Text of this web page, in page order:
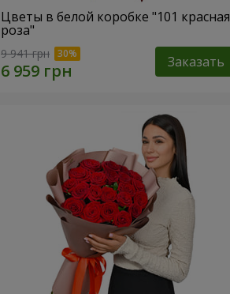
Цветы в белой коробке "101 красная
роза"
9 941 грн Заказать